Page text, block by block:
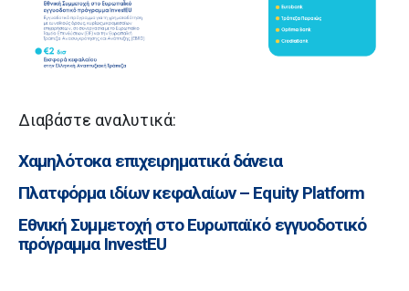
Διαβάστε αναλυτικά:
Χαμηλότοκα επιχειρηματικά δάνεια
Πλατφόρμα ιδίων κεφαλαίων – Equity Platform
Εθνική Συμμετοχή στο Ευρωπαϊκό εγγυοδοτικό
πρόγραμμα InvestEU